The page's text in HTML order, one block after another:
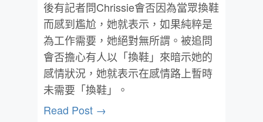
後有記者問Chrissie會否因為當眾換鞋
而感到尷尬，她就表示，如果純粹是
為工作需要，她絕對無所謂。被追問
會否擔心有人以「換鞋」來暗示她的
感情狀況，她就表示在感情路上暫時
未需要「換鞋」。
Read Post →